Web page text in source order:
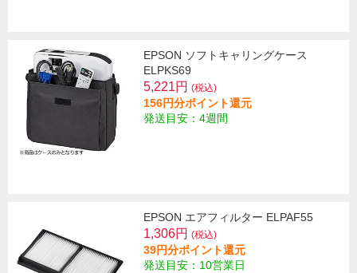
EPSON ソフトキャリングケース
ELPKS69
5,221円 (税込)
156円分ポイント還元
発送目安：4週間
EPSON エアフィルター ELPAF55
1,306円 (税込)
39円分ポイント還元
発送目安：10営業日